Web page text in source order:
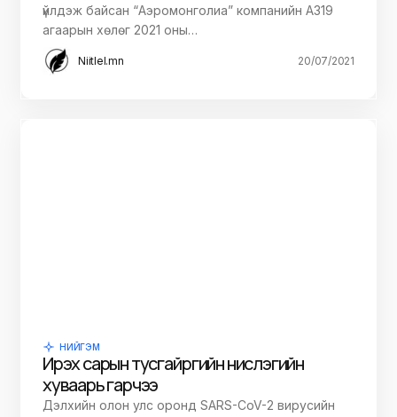
үйлдэж байсан “Аэромонголиа” компанийн А319
агаарын хөлөг 2021 оны…
Niitlel.mn 20/07/2021
НИЙГЭМ
Ирэх сарын тусгай үүргийн нислэгийн
хуваарь гарчээ
Дэлхийн олон улс оронд SARS-CoV-2 вирусийн